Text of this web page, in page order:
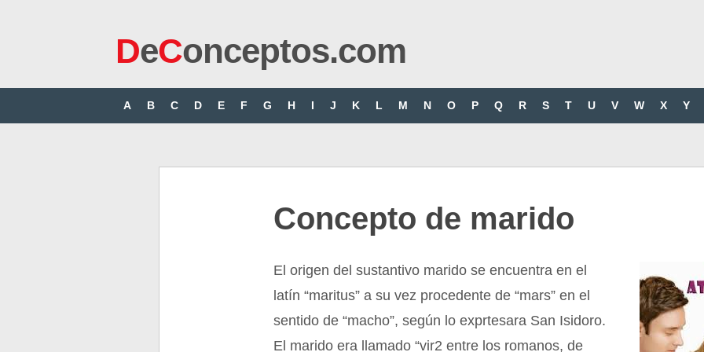
DeConceptos.com
A B C D E F G H I J K L M N O P Q R S T U V W X Y
Concepto de marido
El origen del sustantivo marido se encuentra en el
latín “maritus” a su vez procedente de “mars” en el
sentido de “macho”, según lo exprtesara San Isidoro.
El marido era llamado “vir2 entre los romanos, de